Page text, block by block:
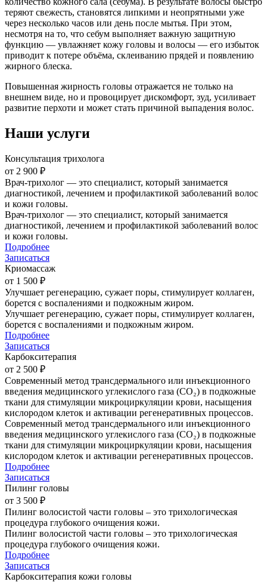
теряют свежесть, становятся липкими и неопрятными уже
через несколько часов или день после мытья. При этом,
несмотря на то, что себум выполняет важную защитную
функцию — увлажняет кожу головы и волосы — его избыток
приводит к потере объёма, склеиванию прядей и появлению
жирного блеска.
Повышенная жирность головы отражается не только на
внешнем виде, но и провоцирует дискомфорт, зуд, усиливает
развитие перхоти и может стать причиной выпадения волос.
Наши услуги
Консультация трихолога
от 2 900 ₽
Врач-трихолог — это специалист, который занимается
диагностикой, лечением и профилактикой заболеваний волос
и кожи головы.
Врач-трихолог — это специалист, который занимается
диагностикой, лечением и профилактикой заболеваний волос
и кожи головы.
Подробнее
Записаться
Криомассаж
от 1 500 ₽
Улучшает регенерацию, сужает поры, стимулирует коллаген,
борется с воспалениями и подкожным жиром.
Улучшает регенерацию, сужает поры, стимулирует коллаген,
борется с воспалениями и подкожным жиром.
Подробнее
Записаться
Карбокситерапия
от 2 500 ₽
Современный метод трансдермального или инъекционного
введения медицинского углекислого газа (CO₂) в подкожные
ткани для стимуляции микроциркуляции крови, насыщения
кислородом клеток и активации регенеративных процессов.
Современный метод трансдермального или инъекционного
введения медицинского углекислого газа (CO₂) в подкожные
ткани для стимуляции микроциркуляции крови, насыщения
кислородом клеток и активации регенеративных процессов.
Подробнее
Записаться
Пилинг головы
от 3 500 ₽
Пилинг волосистой части головы – это трихологическая
процедура глубокого очищения кожи.
Пилинг волосистой части головы – это трихологическая
процедура глубокого очищения кожи.
Подробнее
Записаться
Карбокситерапия кожи головы